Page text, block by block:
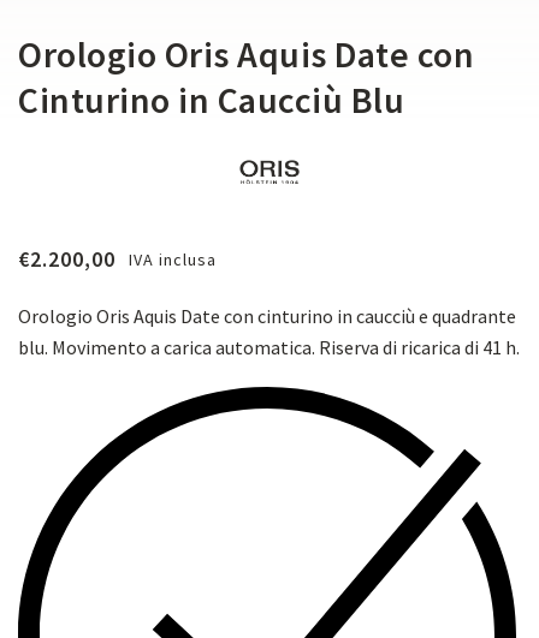
Orologio Oris Aquis Date con
Cinturino in Caucciù Blu
€2.200,00 IVA inclusa
Orologio Oris Aquis Date con cinturino in caucciù e quadrante
blu. Movimento a carica automatica. Riserva di ricarica di 41 h.